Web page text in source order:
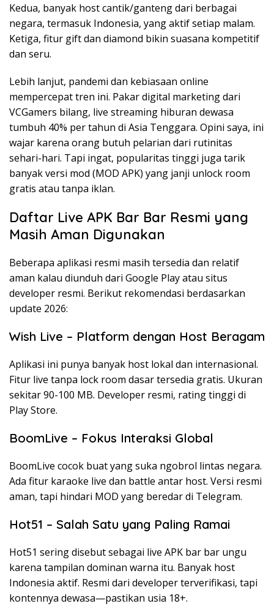
Kedua, banyak host cantik/ganteng dari berbagai
negara, termasuk Indonesia, yang aktif setiap malam.
Ketiga, fitur gift dan diamond bikin suasana kompetitif
dan seru.
Lebih lanjut, pandemi dan kebiasaan online
mempercepat tren ini. Pakar digital marketing dari
VCGamers bilang, live streaming hiburan dewasa
tumbuh 40% per tahun di Asia Tenggara. Opini saya, ini
wajar karena orang butuh pelarian dari rutinitas
sehari-hari. Tapi ingat, popularitas tinggi juga tarik
banyak versi mod (MOD APK) yang janji unlock room
gratis atau tanpa iklan.
Daftar Live APK Bar Bar Resmi yang
Masih Aman Digunakan
Beberapa aplikasi resmi masih tersedia dan relatif
aman kalau diunduh dari Google Play atau situs
developer resmi. Berikut rekomendasi berdasarkan
update 2026:
Wish Live – Platform dengan Host Beragam
Aplikasi ini punya banyak host lokal dan internasional.
Fitur live tanpa lock room dasar tersedia gratis. Ukuran
sekitar 90-100 MB. Developer resmi, rating tinggi di
Play Store.
BoomLive – Fokus Interaksi Global
BoomLive cocok buat yang suka ngobrol lintas negara.
Ada fitur karaoke live dan battle antar host. Versi resmi
aman, tapi hindari MOD yang beredar di Telegram.
Hot51 – Salah Satu yang Paling Ramai
Hot51 sering disebut sebagai live APK bar bar ungu
karena tampilan dominan warna itu. Banyak host
Indonesia aktif. Resmi dari developer terverifikasi, tapi
kontennya dewasa—pastikan usia 18+.